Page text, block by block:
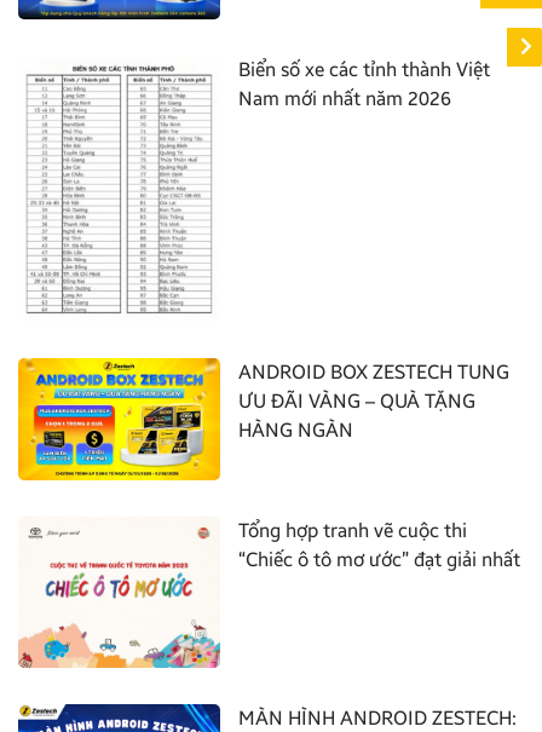
Biển số xe các tỉnh thành Việt
Nam mới nhất năm 2026
ANDROID BOX ZESTECH TUNG
ƯU ĐÃI VÀNG – QUÀ TẶNG
HÀNG NGÀN
Tổng hợp tranh vẽ cuộc thi
“Chiếc ô tô mơ ước” đạt giải nhất
MÀN HÌNH ANDROID ZESTECH: